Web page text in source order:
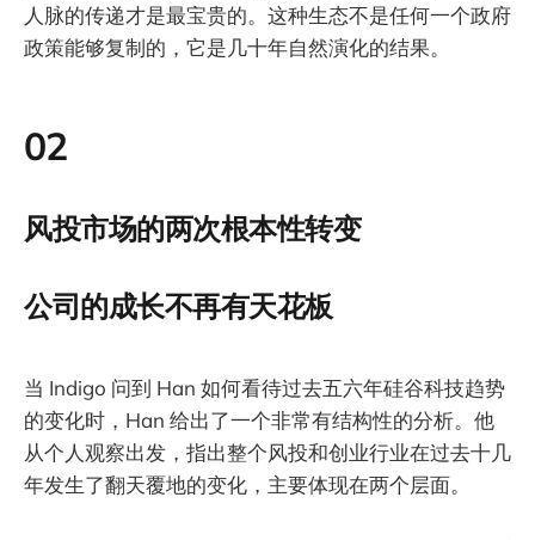
人脉的传递才是最宝贵的。这种生态不是任何一个政府
政策能够复制的，它是几十年自然演化的结果。
02
风投市场的两次根本性转变
公司的成长不再有天花板
当 Indigo 问到 Han 如何看待过去五六年硅谷科技趋势
的变化时，Han 给出了一个非常有结构性的分析。他
从个人观察出发，指出整个风投和创业行业在过去十几
年发生了翻天覆地的变化，主要体现在两个层面。